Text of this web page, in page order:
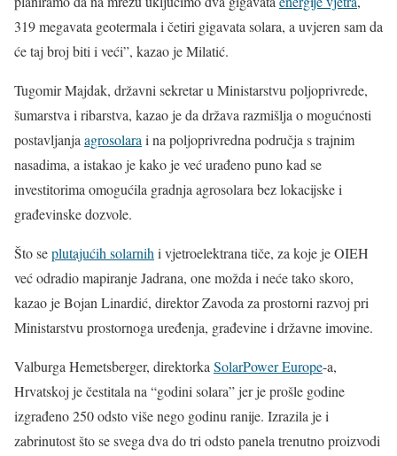
319 megavata geotermala i četiri gigavata solara, a uvjeren sam da
će taj broj biti i veći”, kazao je Milatić.
Tugomir Majdak, državni sekretar u Ministarstvu poljoprivrede,
šumarstva i ribarstva, kazao je da država razmišlja o mogućnosti
postavljanja agrosolara i na poljoprivredna područja s trajnim
nasadima, a istakao je kako je već urađeno puno kad se
investitorima omogućila gradnja agrosolara bez lokacijske i
građevinske dozvole.
Što seplutajućih solarnih i vjetroelektrana tiče, za koje je OIEH
već odradio mapiranje Jadrana, one možda i neće tako skoro,
kazao je Bojan Linardić, direktor Zavoda za prostorni razvoj pri
Ministarstvu prostornoga uređenja, građevine i državne imovine.
Valburga Hemetsberger, direktorka SolarPower Europe-a,
Hrvatskoj je čestitala na “godini solara” jer je prošle godine
izgrađeno 250 odsto više nego godinu ranije. Izrazila je i
zabrinutost što se svega dva do tri odsto panela trenutno proizvodi